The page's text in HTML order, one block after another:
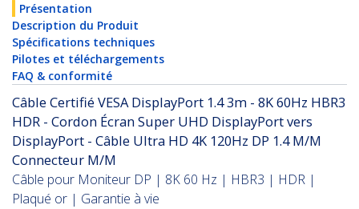
Présentation
Description du Produit
Spécifications techniques
Pilotes et téléchargements
FAQ & conformité
Câble Certifié VESA DisplayPort 1.4 3m - 8K 60Hz HBR3
HDR - Cordon Écran Super UHD DisplayPort vers
DisplayPort - Câble Ultra HD 4K 120Hz DP 1.4 M/M
Connecteur M/M
Câble pour Moniteur DP | 8K 60 Hz | HBR3 | HDR |
Plaqué or | Garantie à vie